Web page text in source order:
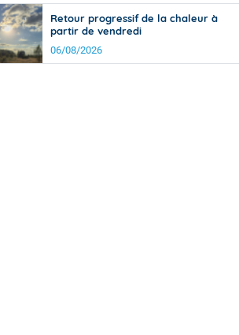
Retour progressif de la chaleur à
partir de vendredi
06/08/2026